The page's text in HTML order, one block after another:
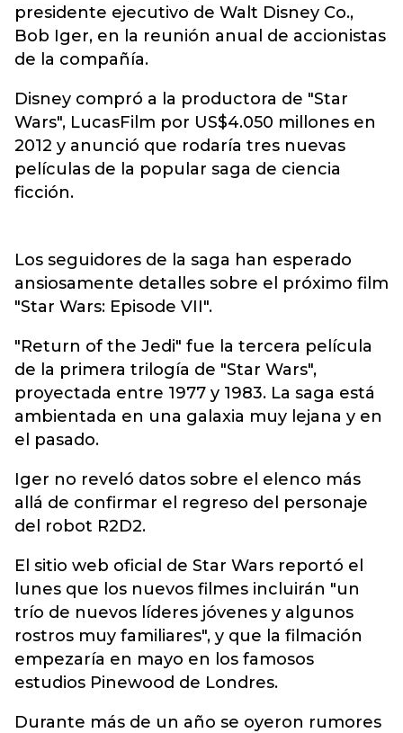
presidente ejecutivo de Walt Disney Co.,
Bob Iger, en la reunión anual de accionistas
de la compañía.
Disney compró a la productora de "Star
Wars", LucasFilm por US$4.050 millones en
2012 y anunció que rodaría tres nuevas
películas de la popular saga de ciencia
ficción.
Los seguidores de la saga han esperado
ansiosamente detalles sobre el próximo film
"Star Wars: Episode VII".
"Return of the Jedi" fue la tercera película
de la primera trilogía de "Star Wars",
proyectada entre 1977 y 1983. La saga está
ambientada en una galaxia muy lejana y en
el pasado.
Iger no reveló datos sobre el elenco más
allá de confirmar el regreso del personaje
del robot R2D2.
El sitio web oficial de Star Wars reportó el
lunes que los nuevos filmes incluirán "un
trío de nuevos líderes jóvenes y algunos
rostros muy familiares", y que la filmación
empezaría en mayo en los famosos
estudios Pinewood de Londres.
Durante más de un año se oyeron rumores